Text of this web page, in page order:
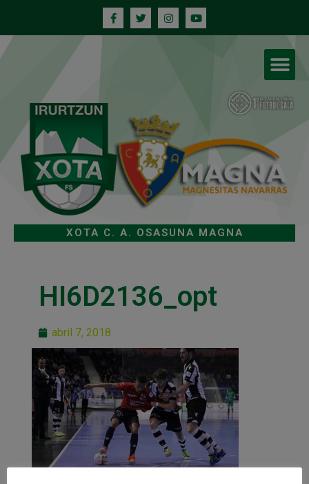
XOTA C. A. OSASUNA MAGNA
HI6D2136_opt
abril 7, 2018